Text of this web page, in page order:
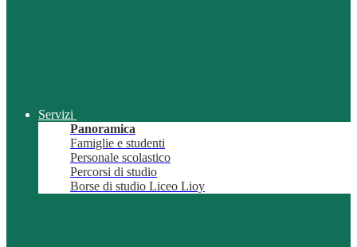
Servizi
Panoramica
Famiglie e studenti
Personale scolastico
Percorsi di studio
Borse di studio Liceo Lioy